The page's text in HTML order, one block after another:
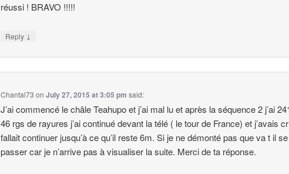
réussi ! BRAVO !!!!!
Reply ↓
Chantal73 onJuly 27, 2015 at 3:05 pm said:
J’ai commencé le châle Teahupo et j’ai mal lu et après la séquence 2 j’ai
46 rgs de rayures j’ai continué devant la télé ( le tour de France) et j’avais
fallait continuer jusqu’à ce qu’il reste 6m. Si je ne démonté pas que va t il se
passer car je n’arrive pas à visualiser la suite. Merci de ta réponse.